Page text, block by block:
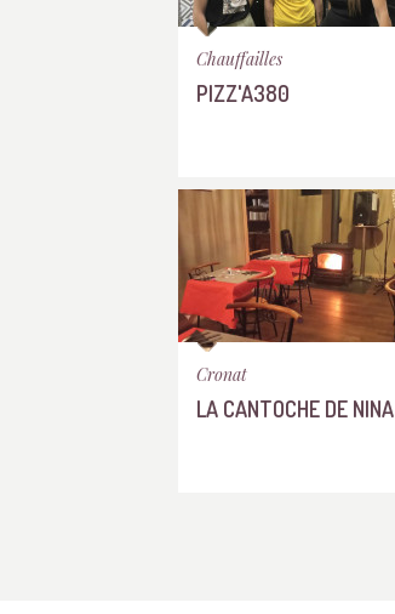
Chauffailles
PIZZ'A380
Cronat
LA CANTOCHE DE NINA